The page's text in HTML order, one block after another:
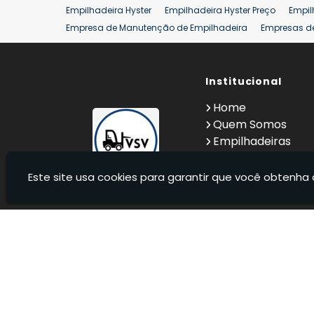
Empilhadeira Hyster
Empilhadeira Hyster Preço
Empresa de Manutenção de Empilhadeira
Empresas
Locação Empilhadeira Hyster
Locação Empilhadeira
Comprar Empilhadeira
Locação de Empilhadeira 25 ton
Comprar
Institucional
Home
Quem Somos
Empilhadeiras
Informações
Este site usa cookies para garantir que você obtenha